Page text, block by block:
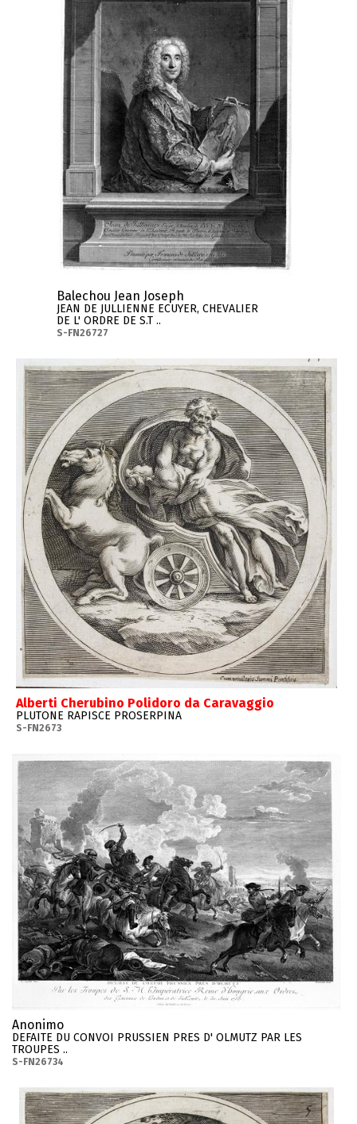
Balechou Jean Joseph
JEAN DE JULLIENNE ECUYER, CHEVALIER
DE L' ORDRE DE S.T ..
S-FN26727
Alberti Cherubino Polidoro da Caravaggio
PLUTONE RAPISCE PROSERPINA
S-FN2673
Anonimo
DEFAITE DU CONVOI PRUSSIEN PRES D' OLMUTZ PAR LES
TROUPES ..
S-FN26734